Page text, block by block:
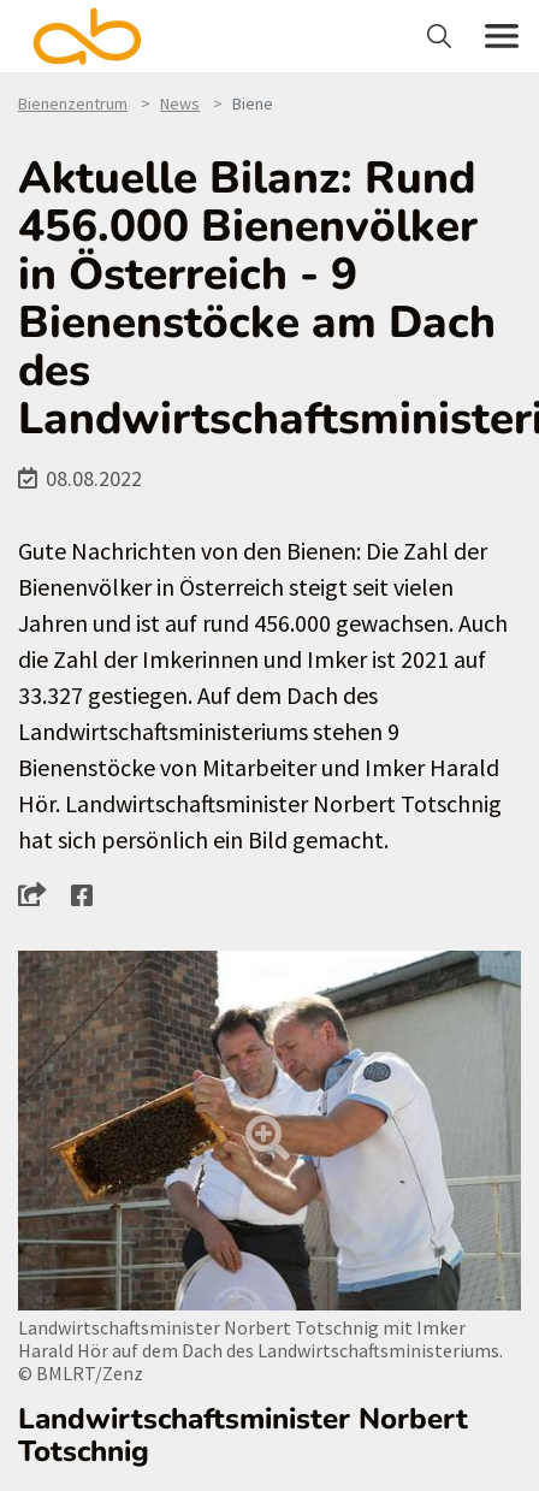
Bienenzentrum News Biene
Aktuelle Bilanz: Rund
456.000 Bienenvölker
in Österreich - 9
Bienenstöcke am Dach
des
08.08.2022
Gute Nachrichten von den Bienen: Die Zahl der
Bienenvölker in Österreich steigt seit vielen
Jahren und ist auf rund 456.000 gewachsen. Auch
die Zahl der Imkerinnen und Imker ist 2021 auf
33.327 gestiegen. Auf dem Dach des
Landwirtschaftsministeriums stehen 9
Bienenstöcke von Mitarbeiter und Imker Harald
Hör. Landwirtschaftsminister Norbert Totschnig
hat sich persönlich ein Bild gemacht.
Landwirtschaftsminister Norbert Totschnig mit Imker
Harald Hör auf dem Dach des Landwirtschaftsministeriums.
© BMLRT/Zenz
Landwirtschaftsminister Norbert
Totschnig